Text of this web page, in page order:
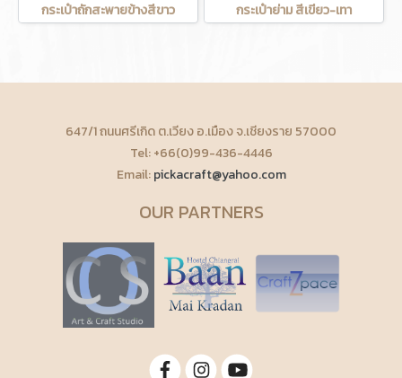
กระเป๋าถักสะพายข้างสีขาว กระเป๋าย่าม สีเขียว-เทา
647/1 ถนนศรีเกิด ต.เวียง อ.เมือง จ.เชียงราย 57000
Tel: +66(0)99-436-4446
Email:pickacraft@yahoo.com
OUR PARTNERS